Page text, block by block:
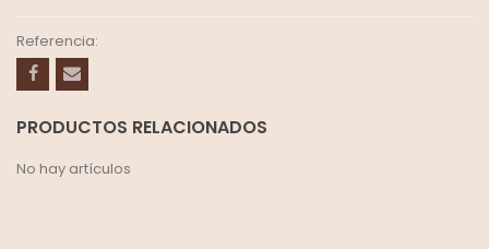
Referencia:
PRODUCTOS RELACIONADOS
No hay artículos